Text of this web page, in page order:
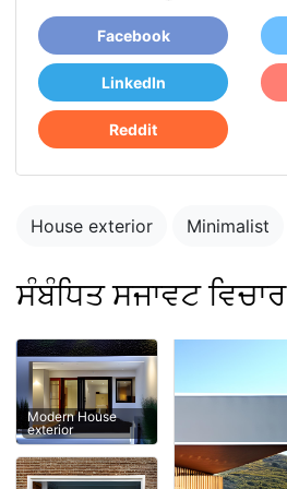
Facebook
LinkedIn
Reddit
House exterior Minimalist
ਸੰਬੰਧਿਤ ਸਜਾਵਟ ਵਿਚਾਰ
Modern House
exterior